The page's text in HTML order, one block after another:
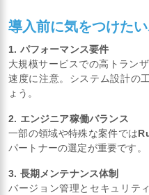
導入前に気をつけた
1. パフォーマンス要件
大規模サービスでの高トラン
速度に注意。システム設計の
ょう。
2. エンジニア稼働バランス
一部の領域や特殊な案件では
パートナーの選定が重要です。
3. 長期メンテナンス体制
バージョン管理とセキュリテ